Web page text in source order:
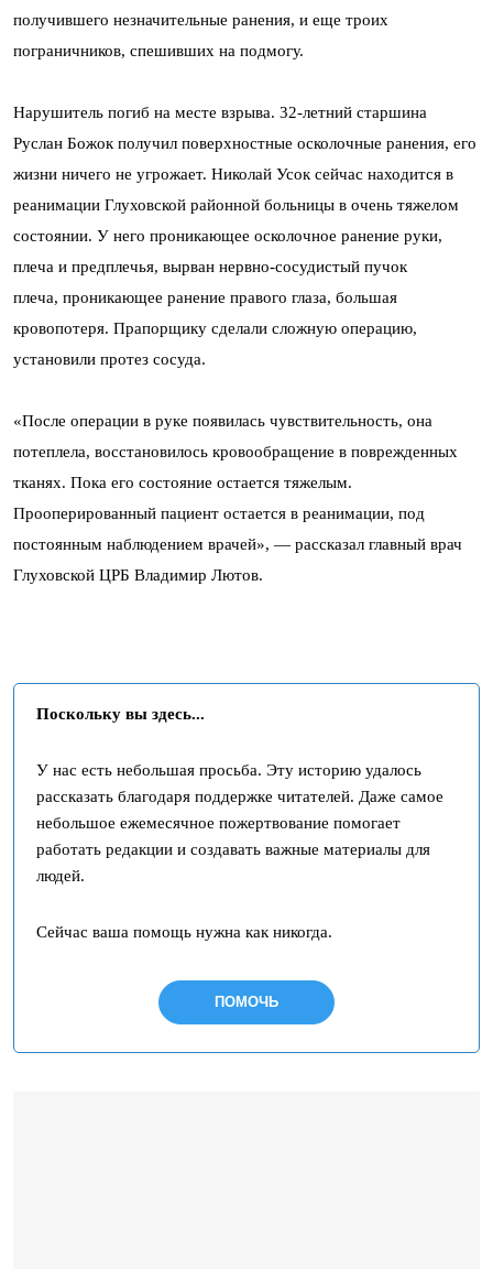
получившего незначительные ранения, и еще троих
пограничников, спешивших на подмогу.
Нарушитель погиб на месте взрыва. 32-летний старшина
Руслан Божок получил поверхностные осколочные ранения, его
жизни ничего не угрожает. Николай Усок сейчас находится в
реанимации Глуховской районной больницы в очень тяжелом
состоянии. У него проникающее осколочное ранение руки,
плеча и предплечья, вырван нервно-сосудистый пучок
плеча, проникающее ранение правого глаза, большая
кровопотеря. Прапорщику сделали сложную операцию,
установили протез сосуда.
«После операции в руке появилась чувствительность, она
потеплела, восстановилось кровообращение в поврежденных
тканях. Пока его состояние остается тяжелым.
Прооперированный пациент остается в реанимации, под
постоянным наблюдением врачей», — рассказал главный врач
Глуховской ЦРБ Владимир Лютов.
Поскольку вы здесь...
У нас есть небольшая просьба. Эту историю удалось
рассказать благодаря поддержке читателей. Даже самое
небольшое ежемесячное пожертвование помогает
работать редакции и создавать важные материалы для
людей.
Сейчас ваша помощь нужна как никогда.
ПОМОЧЬ